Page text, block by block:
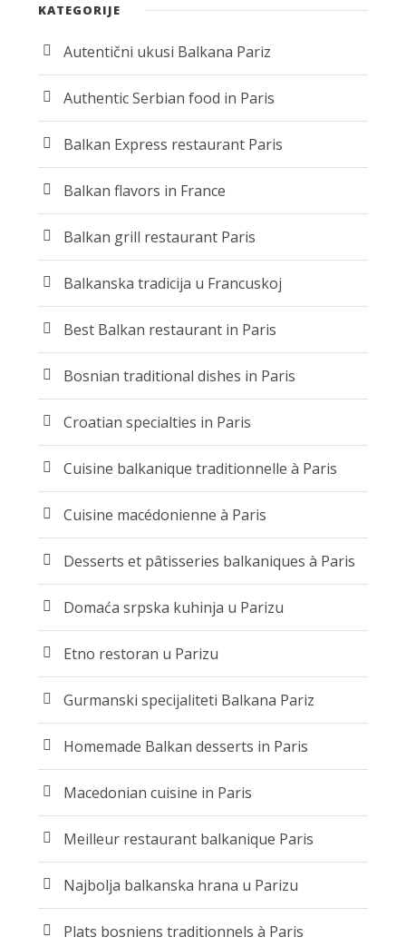
KATEGORIJE
Autentični ukusi Balkana Pariz
Authentic Serbian food in Paris
Balkan Express restaurant Paris
Balkan flavors in France
Balkan grill restaurant Paris
Balkanska tradicija u Francuskoj
Best Balkan restaurant in Paris
Bosnian traditional dishes in Paris
Croatian specialties in Paris
Cuisine balkanique traditionnelle à Paris
Cuisine macédonienne à Paris
Desserts et pâtisseries balkaniques à Paris
Domaća srpska kuhinja u Parizu
Etno restoran u Parizu
Gurmanski specijaliteti Balkana Pariz
Homemade Balkan desserts in Paris
Macedonian cuisine in Paris
Meilleur restaurant balkanique Paris
Najbolja balkanska hrana u Parizu
Plats bosniens traditionnels à Paris